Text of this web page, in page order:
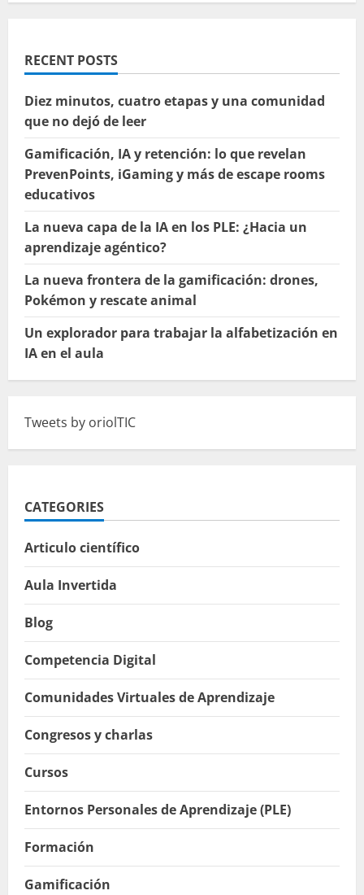
RECENT POSTS
Diez minutos, cuatro etapas y una comunidad
que no dejó de leer
Gamificación, IA y retención: lo que revelan
PrevenPoints, iGaming y más de escape rooms
educativos
La nueva capa de la IA en los PLE: ¿Hacia un
aprendizaje agéntico?
La nueva frontera de la gamificación: drones,
Pokémon y rescate animal
Un explorador para trabajar la alfabetización en
IA en el aula
Tweets by oriolTIC
CATEGORIES
Articulo científico
Aula Invertida
Blog
Competencia Digital
Comunidades Virtuales de Aprendizaje
Congresos y charlas
Cursos
Entornos Personales de Aprendizaje (PLE)
Formación
Gamificación